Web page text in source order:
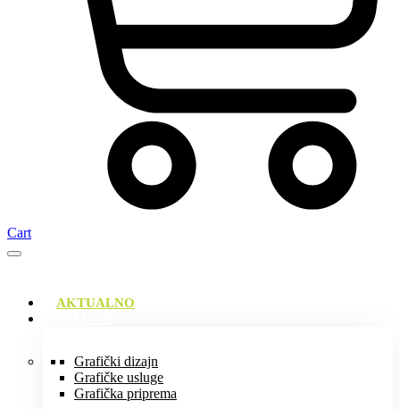
Cart
AKTUALNO
Grafički dizajn
Grafičke usluge
Grafička priprema